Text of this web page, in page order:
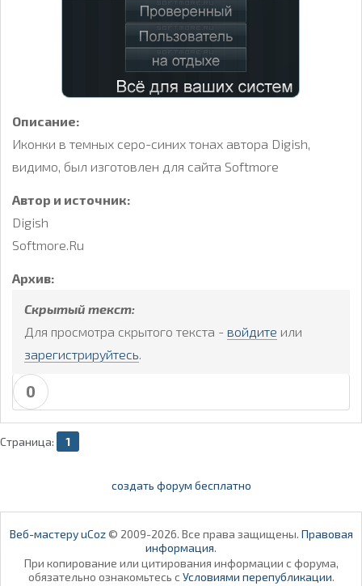
Описание:
Иконки в темных серо-синих тонах автора Digish,
видимо, был изготовлен для сайта Softmore
Автор и источник:
Digish
Softmore.Ru
Архив:
Скрытый текст:
Для просмотра скрытого текста - войдите или
зарегистрируйтесь.
0
Страница: 1
создать форум бесплатно
Веб-мастеру uCoz© 2009-2026. Все права защищены. Правовая
информация.
При копирование или цитирования информации с форума,
обязательно ознакомьтесь с Условиями перепубликации.